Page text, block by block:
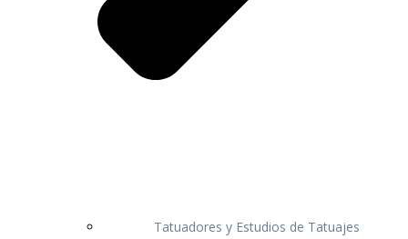
Tatuadores y Estudios de Tatuajes